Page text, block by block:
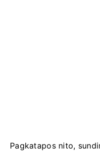
Pagkatapos nito,